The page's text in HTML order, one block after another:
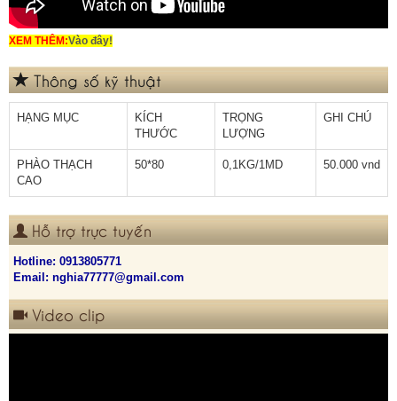
XEM THÊM:Vào đây!
Thông số kỹ thuật
HẠNG MỤC
KÍCH
THƯỚC
TRỌNG
LƯỢNG
GHI CHÚ
PHÀO THẠCH
CAO
50*80 0,1KG/1MD 50.000 vnd
Hỗ trợ trực tuyến
Hotline: 0913805771
Email: nghia77777@gmail.com
Video clip